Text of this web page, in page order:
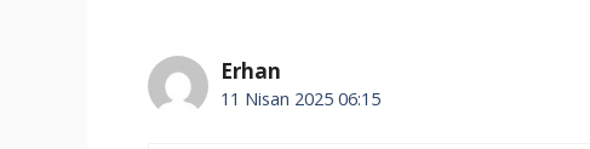
Erhan
11 Nisan 2025 06:15